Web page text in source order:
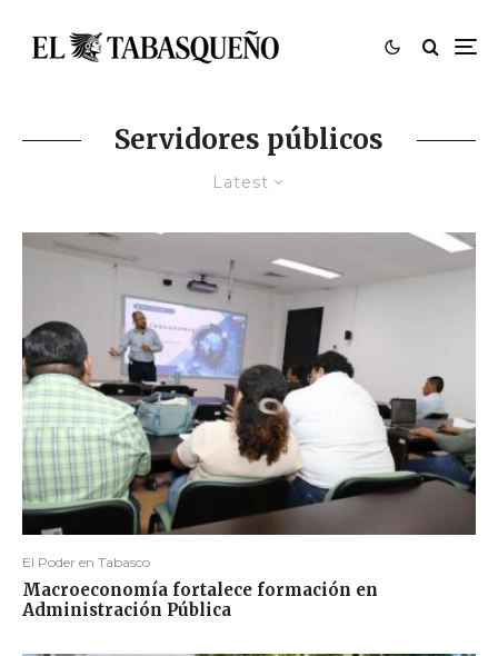
Servidores públicos
Latest
El Poder en Tabasco
Macroeconomía fortalece formación en
Administración Pública